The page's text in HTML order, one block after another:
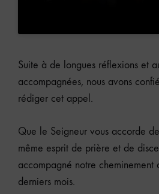
Suite à de longues réflexions et
accompagnées, nous avons
rédiger cet appel.
Que le Seigneur vous accorde
même esprit de prière et de
accompagné notre cheminement
derniers mois.